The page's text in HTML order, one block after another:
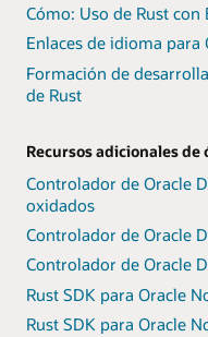
Cómo: Uso de Rust con
Enlaces de idioma
Formación de
de Rust
Recursos adicionales de
Controlador de Oracle
oxidados
Controlador de Oracle
Controlador de Oracle
Rust SDK para Oracle
Rust SDK para Oracle